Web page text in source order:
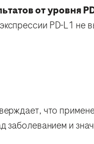
от уровня
PD-L1
что
заболеванием и